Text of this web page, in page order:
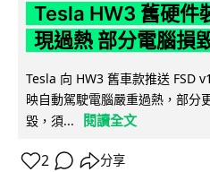
Tesla HW3 舊硬件
現過熱 部分電腦損
Tesla 向 HW3 舊車款推送 FSD
映自動駕駛電腦嚴重過熱，部分
毀，須...
閱讀全文
2 分享